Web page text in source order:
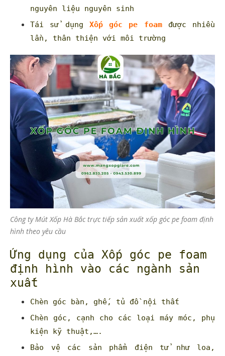
nguyên liệu nguyên sinh
Tái sử dụng Xốp góc pe foamđược nhiều
lần, thân thiện với môi trường
Công ty Mút Xốp Hà Bắc trực tiếp sản xuất xốp góc pe foam định
hình theo yêu cầu
Ứng dụng của Xốp góc pe foam
định hình vào các ngành sản
xuất
Chèn góc bàn, ghế, tủ đồ nội thất
Chèn góc, cạnh cho các loại máy móc, phụ
kiện kỹ thuật,….
Bảo vệ các sản phẩm điện tử như loa,